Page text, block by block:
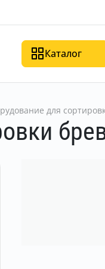
Каталог
для